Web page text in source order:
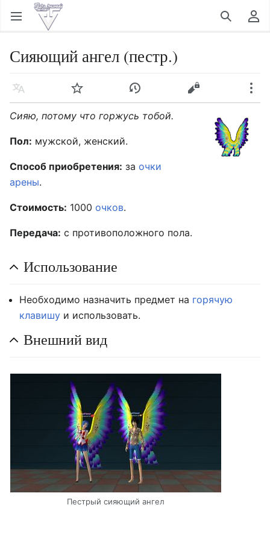
Открыть главное меню Найти Пользовательское меню
Сияющий ангел (пестр.)
Язык Следить История Править
Ещё
Сияю, потому что горжусь тобой.
Пол: мужской, женский.
Способ приобретения: за очки
арены.
Стоимость: 1000 очков.
Передача: с противоположного пола.
Использование
Необходимо назначить предмет на горячую
клавишу и использовать.
Внешний вид
Пестрый сияющий ангел